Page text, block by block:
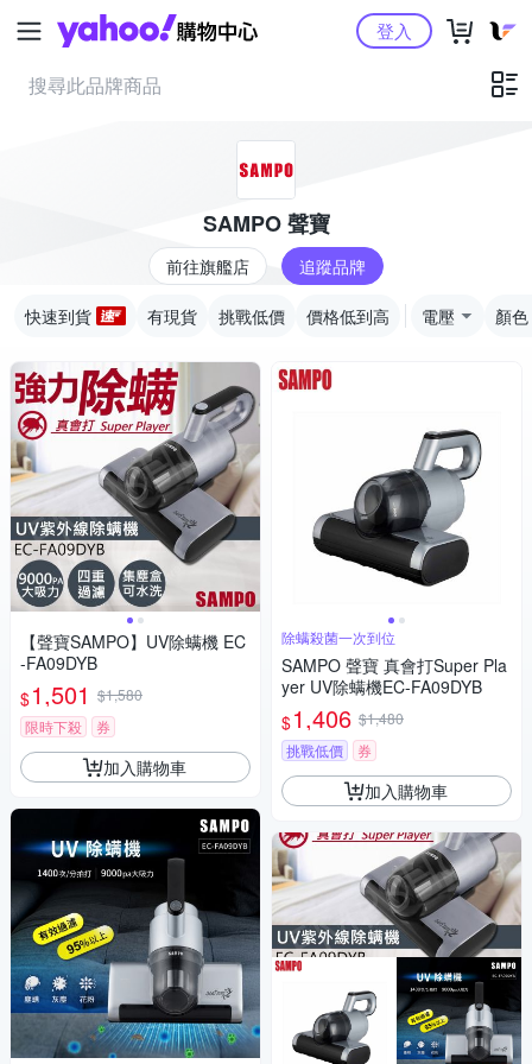
Yahoo購物中心登入
SAMPO 聲寶
前往旗艦店 追蹤品牌
快速到貨 有現貨 挑戰低價 價格低到高 電壓 顏色
【聲寶SAMPO】UV除螨機 EC
-FA09DYB
$1,501 $1,580
限時下殺
券
加入購物車
除螨殺菌一次到位
SAMPO 聲寶 真會打Super Pla
yer UV除螨機EC-FA09DYB
$1,406 $1,480
挑戰低價
券
加入購物車